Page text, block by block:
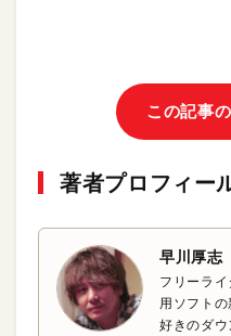
この記事
著者プロフィー
早川厚志
フリーラ
用ソフト
好きのダ